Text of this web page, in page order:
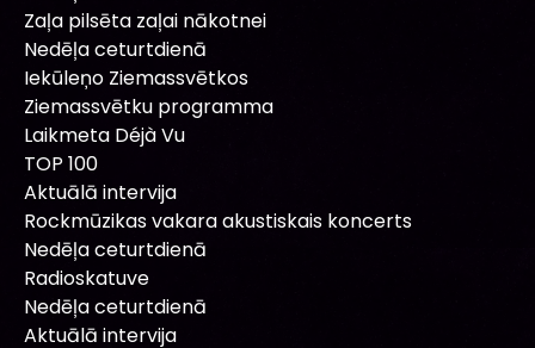
Zaļa pilsēta zaļai nākotnei
Nedēļa ceturtdienā
Iekūleņo Ziemassvētkos
Ziemassvētku programma
Laikmeta Déjà Vu
TOP 100
Aktuālā intervija
Rockmūzikas vakara akustiskais koncerts
Nedēļa ceturtdienā
Radioskatuve
Nedēļa ceturtdienā
Aktuālā intervija